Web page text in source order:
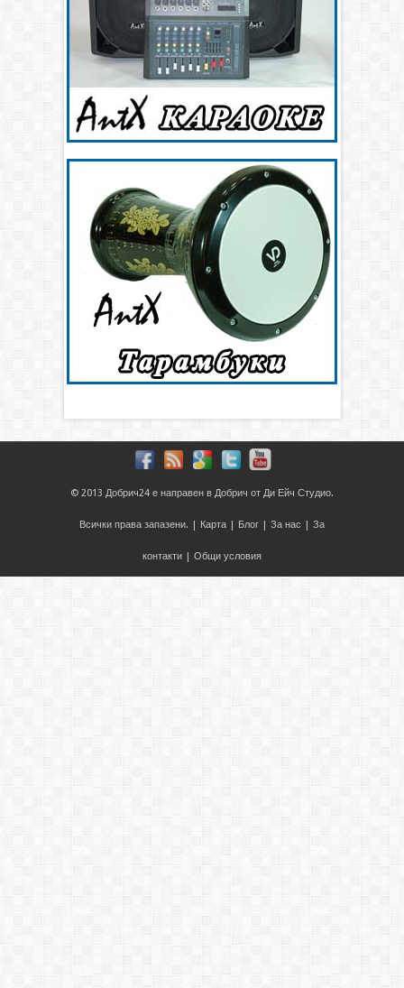
© 2013 Добрич24 е направен в Добрич от Ди Ейч Студио.
Всички права запазени. | Карта | Блог | За нас | За
контакти | Общи условия